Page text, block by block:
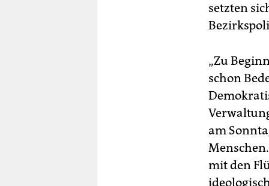
setzten
„Zu
schon
am
mit den